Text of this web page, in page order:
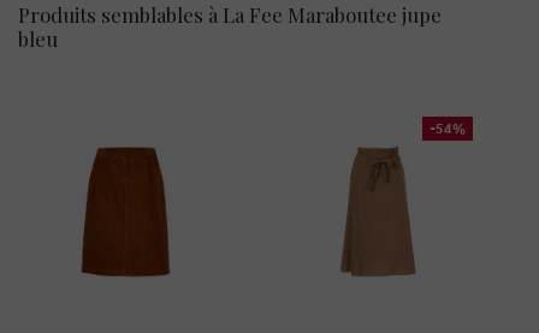
Produits semblables à La Fee Maraboutee jupe
bleu
-54%